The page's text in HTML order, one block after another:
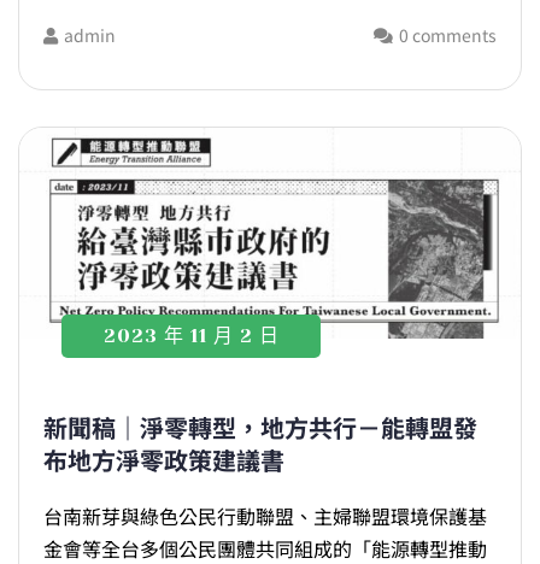
admin 0 comments
2023 年 11 月 2 日
新聞稿｜淨零轉型，地方共行－能轉盟發
布地方淨零政策建議書
台南新芽與綠色公民行動聯盟、主婦聯盟環境保護基
金會等全台多個公民團體共同組成的「能源轉型推動